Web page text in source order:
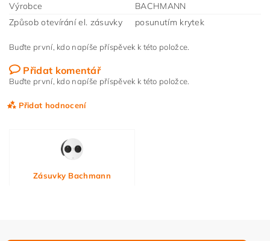
Výrobce
BACHMANN
Způsob otevírání el. zásuvky
posunutím krytek
Buďte první, kdo napíše příspěvek k této položce.
Přidat komentář
Buďte první, kdo napíše příspěvek k této položce.
Přidat hodnocení
Zásuvky Bachmann